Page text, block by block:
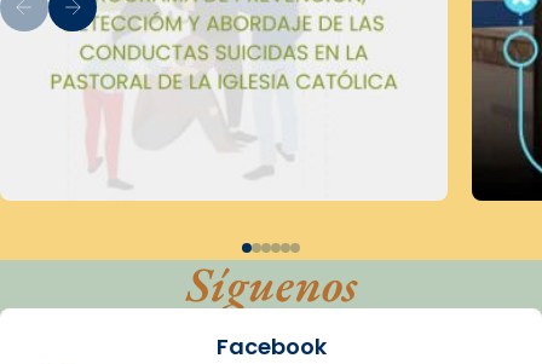
Síguenos
Facebook